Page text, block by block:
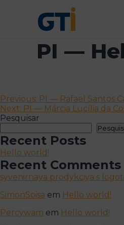
PI —
Navegação
de
artigos
Previous: PI — Rafael Santos
Next: PI — Márcia Lucília da
Pesquisar
Recent Posts
Hello world!
Recent Comments
syvenirnaya prodykciya s
SimonSoisa em Hello world!
Percywam em Hello world!